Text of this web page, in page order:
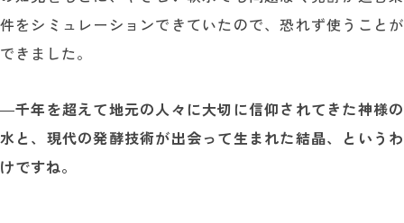
件をシミュレーションできていたので、恐れず使うことが
できました。
―千年を超えて地元の人々に大切に信仰されてきた神様の
水と、現代の発酵技術が出会って生まれた結晶、というわ
けですね。